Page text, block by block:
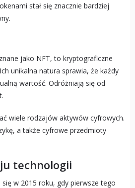
stał się znacznie bardziej
jako NFT, to kryptograficzne
unikalna natura sprawia, że każdy
wartość. Odróżniają się od
wiele rodzajów aktywów cyfrowych.
a także cyfrowe przedmioty
technologii
się w 2015 roku, gdy pierwsze tego